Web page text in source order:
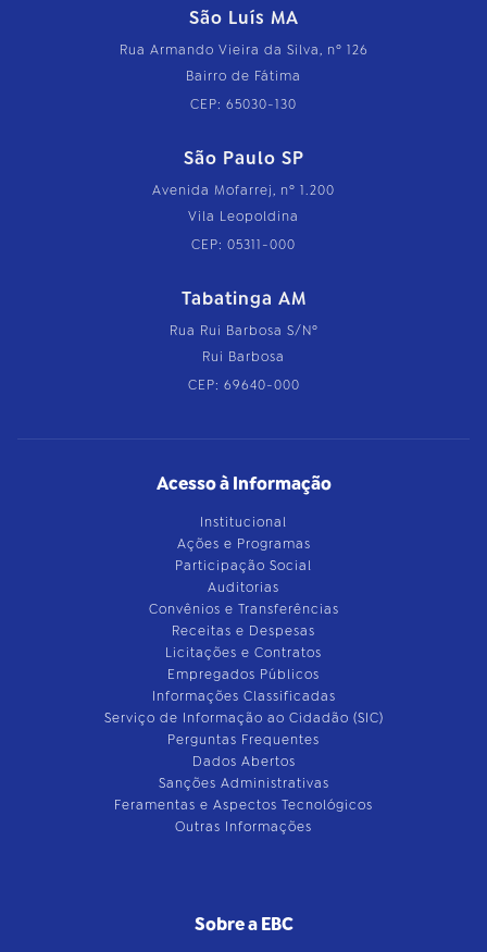
São Luís MA
Rua Armando Vieira da Silva, nº 126
Bairro de Fátima
CEP: 65030-130
São Paulo SP
Avenida Mofarrej, nº 1.200
Vila Leopoldina
CEP: 05311-000
Tabatinga AM
Rua Rui Barbosa S/Nº
Rui Barbosa
CEP: 69640-000
Acesso à Informação
Institucional
Ações e Programas
Participação Social
Auditorias
Convênios e Transferências
Receitas e Despesas
Licitações e Contratos
Empregados Públicos
Informações Classificadas
Serviço de Informação ao Cidadão (SIC)
Perguntas Frequentes
Dados Abertos
Sanções Administrativas
Feramentas e Aspectos Tecnológicos
Outras Informações
Sobre a EBC